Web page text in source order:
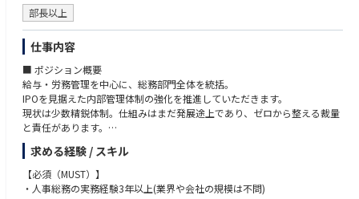
部長以上
仕事内容
■ ポジション概要
給与・労務管理を中心に、総務部門全体を統括。
IPOを見据えた内部管理体制の強化を推進していただきます。
現状は少数精鋭体制。仕組みはまだ発展途上であり、ゼロから整える裁量
と責任があります。
■業務内容
・給与計算の統括
・社会保険手続きの管理
求める経験 / スキル
【必須（MUST）】
・人事総務の実務経験3年以上(業界や会社の規模は不問)